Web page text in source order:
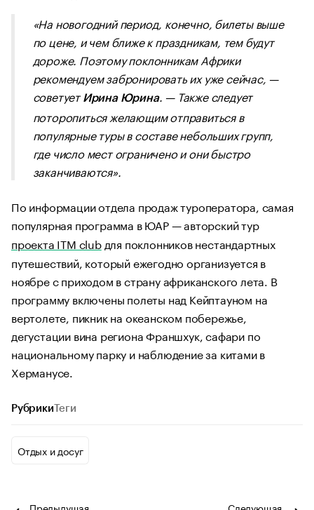
«На новогодний период, конечно, билеты выше
по цене, и чем ближе к праздникам, тем будут
дороже. Поэтому поклонникам Африки
рекомендуем забронировать их уже сейчас, —
советуетИрина Юрина. — Также следует
поторопиться желающим отправиться в
популярные туры в составе небольших групп,
где число мест ограничено и они быстро
заканчиваются».
По информации отдела продаж туроператора, самая
популярная программа в ЮАР — авторский тур
проекта ITM clubдля поклонников нестандартных
путешествий, который ежегодно организуется в
ноябре с приходом в страну африканского лета. В
программу включены полеты над Кейптауном на
вертолете, пикник на океанском побережье,
дегустации вина региона Франшхук, сафари по
национальному парку и наблюдение за китами в
Херманусе.
Рубрики Теги
Отдых и досуг